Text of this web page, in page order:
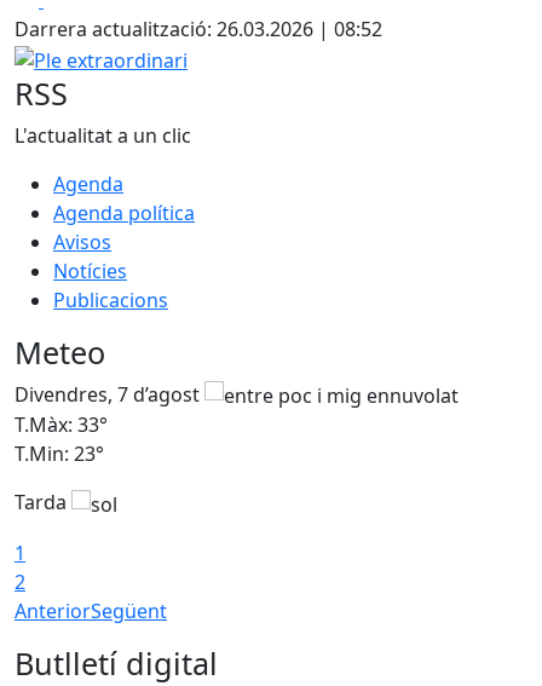
+
−
Darrera actualització: 26.03.2026 | 08:52
Ple extraordinari
RSS
L'actualitat a un clic
Agenda
Agenda política
Avisos
Notícies
Publicacions
Meteo
Divendres, 7 d’agost
T.Màx: 33°
T.Min: 23°
Tarda
1
2
AnteriorSegüent
Butlletí digital